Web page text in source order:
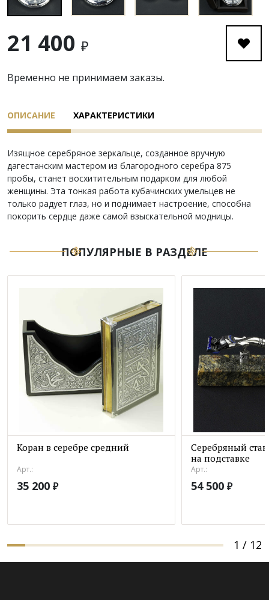
21 400 ₽
Временно не принимаем заказы.
ОПИСАНИЕ ХАРАКТЕРИСТИКИ
Изящное серебряное зеркальце, созданное вручную
дагестанским мастером из благородного серебра 875
пробы, станет восхитительным подарком для любой
женщины. Эта тонкая работа кубачинских умельцев не
только радует глаз, но и поднимает настроение, способна
покорить сердце даже самой взыскательной модницы.
ПОПУЛЯРНЫЕ В РАЗДЕЛЕ
Коран в серебре средний
Арт.:
35 200 ₽
Серебряный
на подставке
Арт.:
54 500 ₽
1 / 12